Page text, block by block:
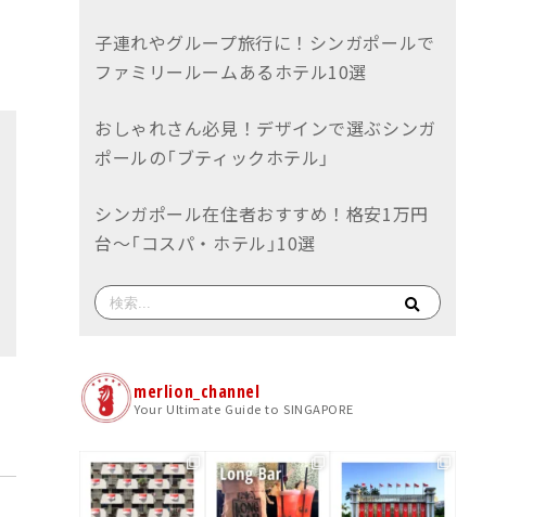
子連れやグループ旅行に！シンガポールで
ファミリールームあるホテル10選
おしゃれさん必見！デザインで選ぶシンガ
ポールの「ブティックホテル」
シンガポール在住者おすすめ！格安1万円
台〜「コスパ・ホテル」10選
merlion_channel
Your Ultimate Guide to SINGAPORE